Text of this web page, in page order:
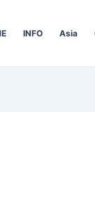
INFO Asia